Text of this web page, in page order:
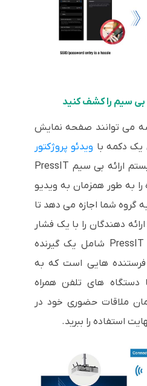
می توانند صفحه نمایش
یک دکمه با ویدئو پروژکتور
به اشتراک بگذارند. سیستم ارائه بی سیم PressIT
32 دستگاه را به طور همزمان به ویدیو
گروه شما اجازه می دهد تا
دهندگان را با یک فشار
یک دکمه تغییر دهد. PressIT شامل یک گیرنده
هایی است که به
دستگاه های تلفن همراه
ملاقات حضوری خود در
استفاده را ببرید.